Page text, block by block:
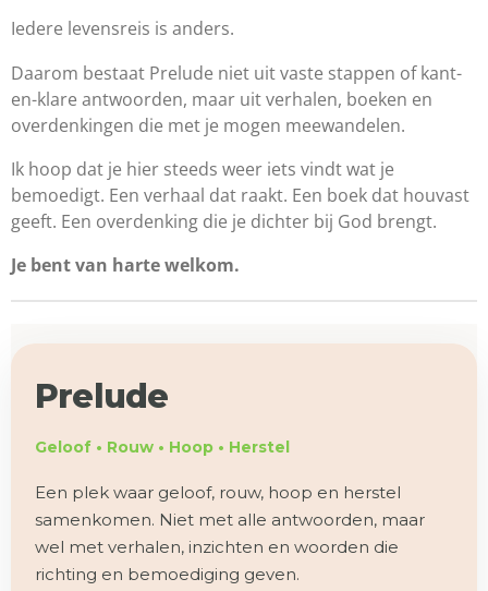
Iedere levensreis is anders.
Daarom bestaat Prelude niet uit vaste stappen of kant-
en-klare antwoorden, maar uit verhalen, boeken en
overdenkingen die met je mogen meewandelen.
Ik hoop dat je hier steeds weer iets vindt wat je
bemoedigt. Een verhaal dat raakt. Een boek dat houvast
geeft. Een overdenking die je dichter bij God brengt.
Je bent van harte welkom.
Prelude
Geloof • Rouw • Hoop • Herstel
Een plek waar geloof, rouw, hoop en herstel
samenkomen. Niet met alle antwoorden, maar
wel met verhalen, inzichten en woorden die
richting en bemoediging geven.